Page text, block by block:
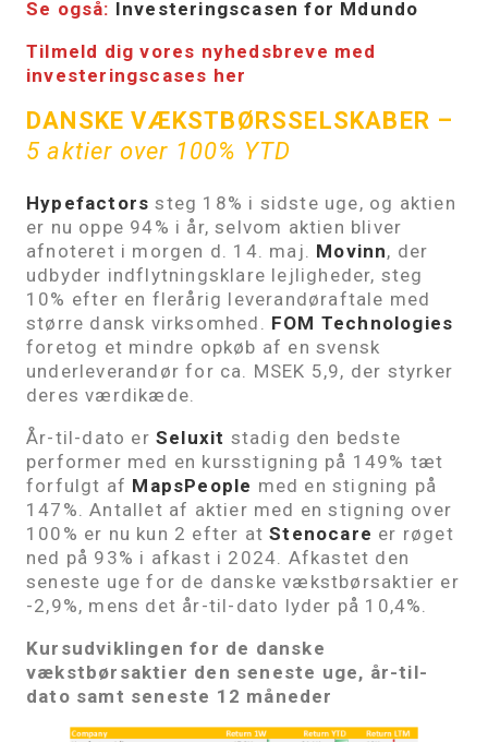
Se også: Investeringscasen for Mdundo
Tilmeld dig vores nyhedsbreve med
investeringscases her
DANSKE VÆKSTBØRSSELSKABER –
5 aktier over 100% YTD
Hypefactors steg 18% i sidste uge, og aktien
er nu oppe 94% i år, selvom aktien bliver
afnoteret i morgen d. 14. maj. Movinn, der
udbyder indflytningsklare lejligheder, steg
10% efter en flerårig leverandøraftale med
større dansk virksomhed. FOM Technologies
foretog et mindre opkøb af en svensk
underleverandør for ca. MSEK 5,9, der styrker
deres værdikæde.
År-til-dato er Seluxit stadig den bedste
performer med en kursstigning på 149% tæt
forfulgt af MapsPeople med en stigning på
147%. Antallet af aktier med en stigning over
100% er nu kun 2 efter atStenocare er røget
ned på 93% i afkast i 2024. Afkastet den
seneste uge for de danske vækstbørsaktier er
-2,9%, mens det år-til-dato lyder på 10,4%.
Kursudviklingen for de danske
vækstbørsaktier den seneste uge, år-til-
dato samt seneste 12 måneder